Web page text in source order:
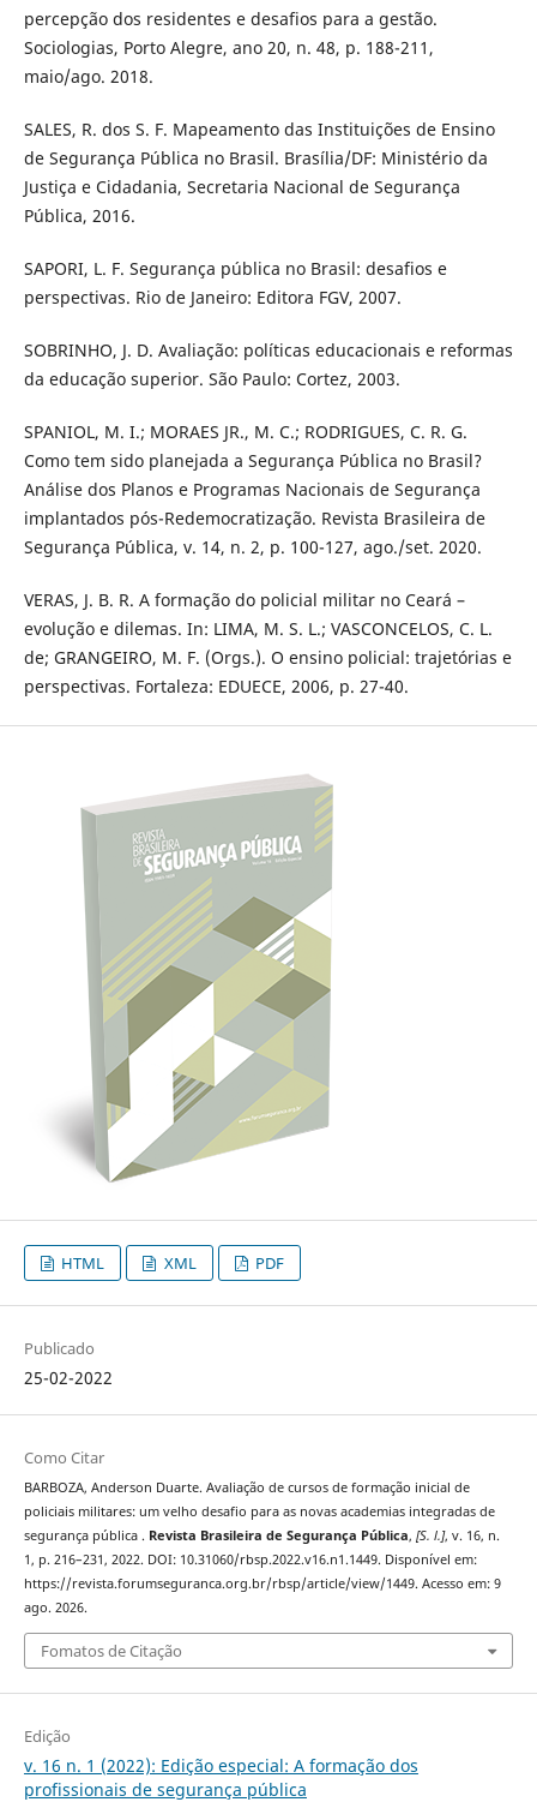
percepção dos residentes e desafios para a gestão.
Sociologias, Porto Alegre, ano 20, n. 48, p. 188-211,
maio/ago. 2018.
SALES, R. dos S. F. Mapeamento das Instituições de Ensino
de Segurança Pública no Brasil. Brasília/DF: Ministério da
Justiça e Cidadania, Secretaria Nacional de Segurança
Pública, 2016.
SAPORI, L. F. Segurança pública no Brasil: desafios e
perspectivas. Rio de Janeiro: Editora FGV, 2007.
SOBRINHO, J. D. Avaliação: políticas educacionais e reformas
da educação superior. São Paulo: Cortez, 2003.
SPANIOL, M. I.; MORAES JR., M. C.; RODRIGUES, C. R. G.
Como tem sido planejada a Segurança Pública no Brasil?
Análise dos Planos e Programas Nacionais de Segurança
implantados pós-Redemocratização. Revista Brasileira de
Segurança Pública, v. 14, n. 2, p. 100-127, ago./set. 2020.
VERAS, J. B. R. A formação do policial militar no Ceará –
evolução e dilemas. In: LIMA, M. S. L.; VASCONCELOS, C. L.
de; GRANGEIRO, M. F. (Orgs.). O ensino policial: trajetórias e
perspectivas. Fortaleza: EDUECE, 2006, p. 27-40.
HTML XML PDF
Publicado
25-02-2022
Como Citar
BARBOZA, Anderson Duarte. Avaliação de cursos de formação inicial de
policiais militares: um velho desafio para as novas academias integradas de
segurança pública . Revista Brasileira de Segurança Pública, [S. l.], v. 16, n.
1, p. 216–231, 2022. DOI: 10.31060/rbsp.2022.v16.n1.1449. Disponível em:
https://revista.forumseguranca.org.br/rbsp/article/view/1449. Acesso em: 9
ago. 2026.
Fomatos de Citação
Edição
v. 16 n. 1 (2022): Edição especial: A formação dos
profissionais de segurança pública